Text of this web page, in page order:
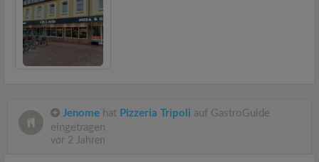
Jenome hat Pizzeria Tripoli auf GastroGuide
eingetragen
vor 2 Jahren